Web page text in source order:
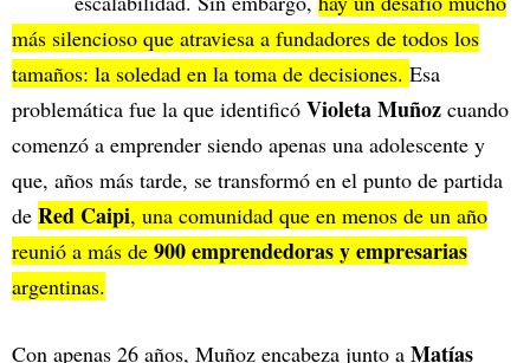
más silencioso que atraviesa a fundadores de todos los
tamaños: la soledad en la toma de decisiones. Esa
problemática fue la que identificó Violeta Muñoz cuando
comenzó a emprender siendo apenas una adolescente y
que, años más tarde, se transformó en el punto de partida
de Red Caipi, una comunidad que en menos de un año
reunió a más de 900 emprendedoras y empresarias
argentinas.
Con apenas 26 años, Muñoz encabeza junto a Matías